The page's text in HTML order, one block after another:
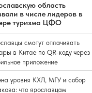
область
в числе лидеров в
туризма ЦФО
смогут оплачивать
в Китае по QR-коду через
приложение
уровня КХЛ, МГУ и собор
что ярославцам